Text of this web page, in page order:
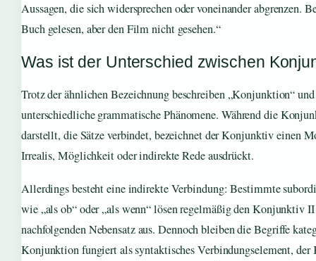
Aussagen, die sich widersprechen oder voneinander abgrenzen.
Buch gelesen, aber den Film nicht gesehen.“
Was ist der Unterschied zwischen
Trotz der ähnlichen Bezeichnung beschreiben „Konjunktion“
unterschiedliche grammatische Phänomene. Während die
darstellt, die Sätze verbindet, bezeichnet der Konjunktiv einen
Irrealis, Möglichkeit oder indirekte Rede ausdrückt.
Allerdings besteht eine indirekte Verbindung: Bestimmte
wie „als ob“ oder „als wenn“ lösen regelmäßig den Konjunktiv
nachfolgenden Nebensatz aus. Dennoch bleiben die Begriffe
Konjunktion fungiert als syntaktisches Verbindungselement,